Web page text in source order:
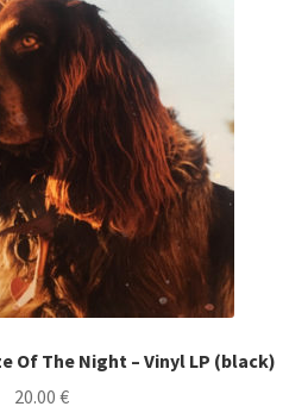
Of The Night – Vinyl LP (black)
20.00 €